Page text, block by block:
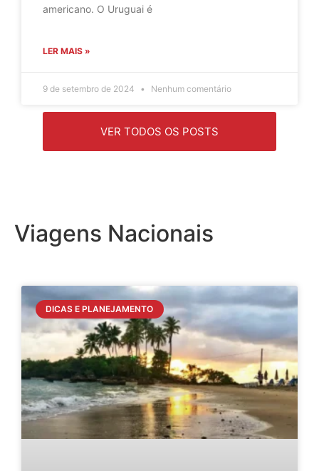
americano. O Uruguai é
LER MAIS »
9 de setembro de 2024 Nenhum comentário
VER TODOS OS POSTS
Viagens Nacionais
DICAS E PLANEJAMENTO